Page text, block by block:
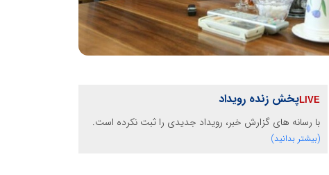
پخش زنده رویداد
با رسانه های گزارش خبر، رویداد جدیدی را ثبت نکرده است.
(بیشتر بدانید)